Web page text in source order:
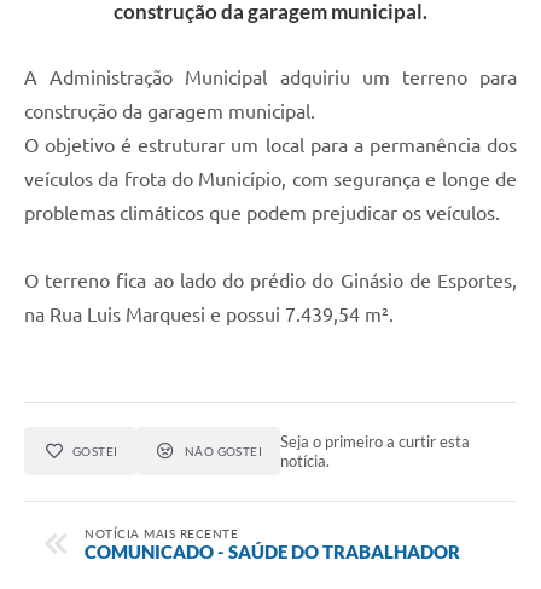
construção da garagem municipal.
A Administração Municipal adquiriu um terreno para
construção da garagem municipal.
O objetivo é estruturar um local para a permanência dos
veículos da frota do Município, com segurança e longe de
problemas climáticos que podem prejudicar os veículos.
O terreno fica ao lado do prédio do Ginásio de Esportes,
na Rua Luis Marquesi e possui 7.439,54 m².
GOSTEI NÃO GOSTEI
Seja o primeiro a curtir esta
notícia.
NOTÍCIA MAIS RECENTE
COMUNICADO - SAÚDE DO TRABALHADOR